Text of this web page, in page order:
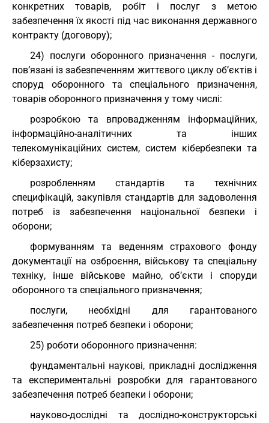
конкретних товарів, робіт і послуг з метою
забезпечення їх якості під час виконання державного
контракту (договору);
24) послуги оборонного призначення - послуги,
пов’язані із забезпеченням життєвого циклу об’єктів і
споруд оборонного та спеціального призначення,
товарів оборонного призначення у тому числі:
розробкою та впровадженням інформаційних,
інформаційно-аналітичних та інших
телекомунікаційних систем, систем кібербезпеки та
кіберзахисту;
розробленням стандартів та технічних
специфікацій, закупівля стандартів для задоволення
потреб із забезпечення національної безпеки і
оборони;
формуванням та веденням страхового фонду
документації на озброєння, військову та спеціальну
техніку, інше військове майно, об’єкти і споруди
оборонного та спеціального призначення;
послуги, необхідні для гарантованого
забезпечення потреб безпеки і оборони;
25) роботи оборонного призначення:
фундаментальні наукові, прикладні дослідження
та експериментальні розробки для гарантованого
забезпечення потреб безпеки і оборони;
науково-дослідні та дослідно-конструкторські